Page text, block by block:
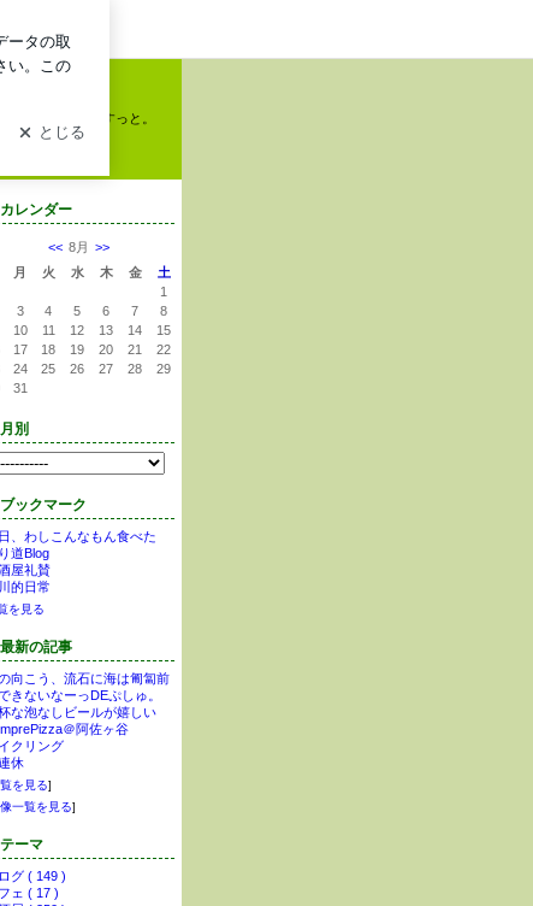
つづいてまーすっと。
カレンダー
<< 8月 >>
月 火 水 木 金
土
1
3 4 5 6 7
8
10 11 12 13 14
15
17 18 19 20 21
22
24 25 26 27 28
29
31
月別
ブックマーク
、わしこんなもん食べた
道Blog
屋礼賛
的日常
を見る
最新の記事
向こう、流石に海は匍匐前
きないなーっDEぷしゅ。
な泡なしビールが嬉しい
＠阿佐ヶ谷
クリング
休
を見る]
一覧を見る]
テーマ
グ ( 149 )
ェ ( 17 )